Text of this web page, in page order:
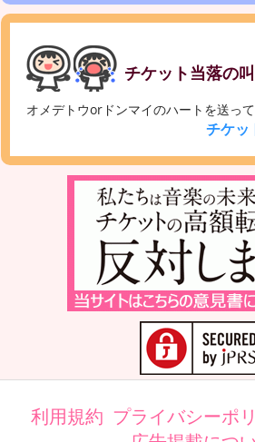
チケット当落の
オメデトウorドンマイのハートを送っ
チケッ
利用規約 プライバシーポ